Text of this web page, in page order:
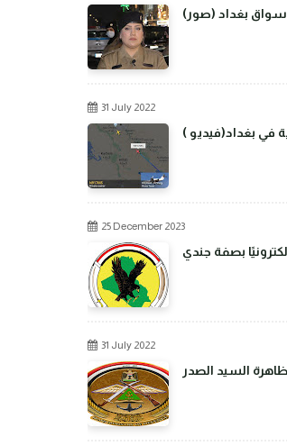
بغداد
31 July 2022
في بغداد(فيديو )
25 December 2023
بصفة جندي
31 July 2022
السيد الصدر